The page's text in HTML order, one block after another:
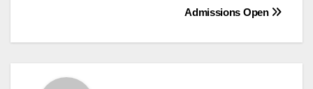
Admissions Open